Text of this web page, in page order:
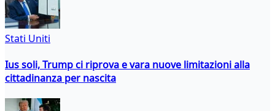
Stati Uniti
Ius soli, Trump ci riprova e vara nuove limitazioni alla
cittadinanza per nascita